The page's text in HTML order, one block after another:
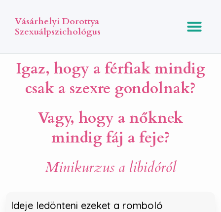
Vásárhelyi Dorottya
Szexuálpszichológus
Igaz, hogy a férfiak mindig
csak a szexre gondolnak?
Vagy, hogy a nőknek
mindig fáj a feje?
Minikurzus a libidóról
Ideje ledönteni ezeket a romboló